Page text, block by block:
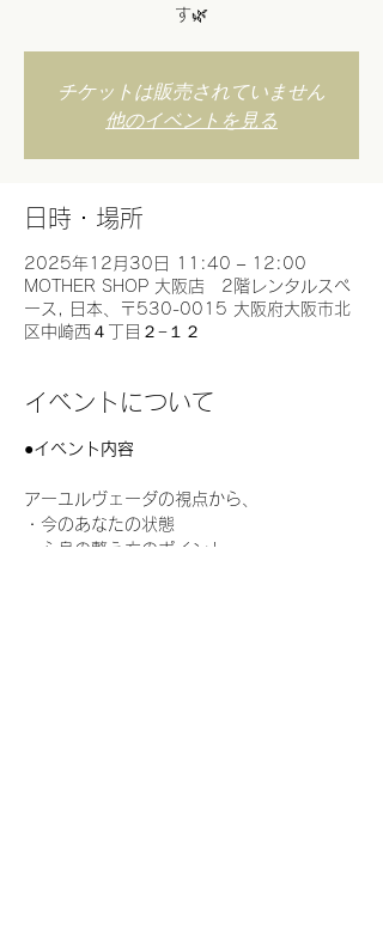
す🌿
チケットは販売されていません
他のイベントを見る
日時・場所
2025年12月30日 11:40 – 12:00
MOTHER SHOP 大阪店 2階レンタルスペ
ース, 日本、〒530-0015 大阪府大阪市北
区中崎西４丁目２−１２
イベントについて
●イベント内容
アーユルヴェーダの視点から、
・今のあなたの状態
・心身の整え方のポイント